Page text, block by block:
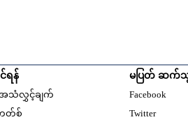
ရန်
သံလွှင့်ချက်
ကတ်စ်
မပြတ် ဆက်
Facebook
Twitter